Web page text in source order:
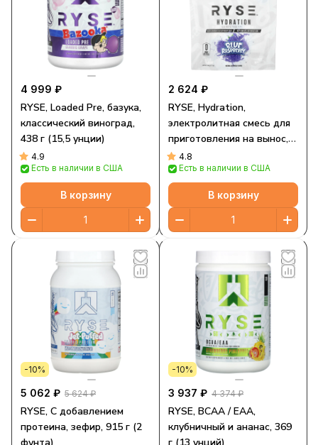
4 999 ₽
RYSE, Loaded Pre, базука,
классический виноград,
438 г (15,5 унции)
4.9
Есть в наличии в США
В корзину
2 624 ₽
RYSE, Hydration,
электролитная смесь для
приготовления на вынос,
голубая малина, 16 стиков
по 6,5 г (0,23 унции)
4.8
Есть в наличии в США
В корзину
-10%
5 062 ₽ 5 624 ₽
RYSE, С добавлением
протеина, зефир, 915 г (2
-10%
3 937 ₽ 4 374 ₽
RYSE, BCAA / EAA,
клубничный и ананас, 369